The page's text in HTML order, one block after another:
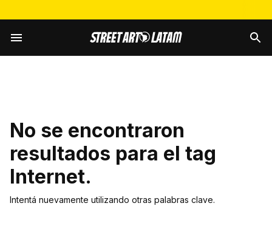
No se encontraron
resultados para el tag
Internet.
Intentá nuevamente utilizando otras palabras clave.